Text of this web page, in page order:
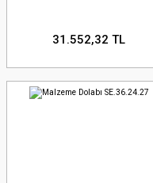
31.552,32 TL